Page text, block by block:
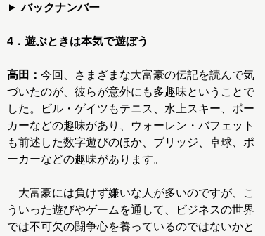
バックナンバー
4．遊ぶときは本気で遊ぼう
高田： 今回、さまざまな大富豪の伝記を読んで気
づいたのが、彼らが意外にも多趣味ということで
した。ビル・ゲイツもテニス、水上スキー、ポー
カーなどの趣味があり、ウォーレン・バフェット
も前述した数字遊びのほか、ブリッジ、卓球、ポ
ーカーなどの趣味があります。
大富豪には負けず嫌いな人が多いのですが、こ
ういった遊びやゲームを通して、ビジネスの世界
では不可欠の闘争心を養っているのではないかと